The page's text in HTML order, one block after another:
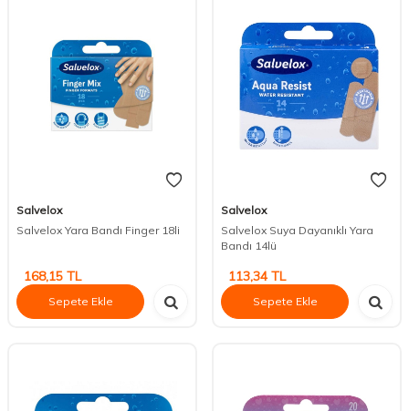
Salvelox
Salvelox Yara Bandı Finger 18li
168,15 TL
Sepete Ekle
Salvelox
Salvelox Suya Dayanıklı Yara
Bandı 14lü
113,34 TL
Sepete Ekle